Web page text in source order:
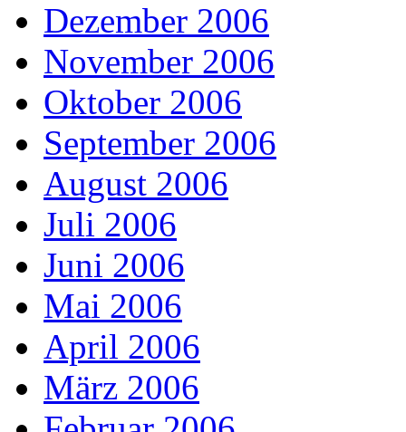
Dezember 2006
November 2006
Oktober 2006
September 2006
August 2006
Juli 2006
Juni 2006
Mai 2006
April 2006
März 2006